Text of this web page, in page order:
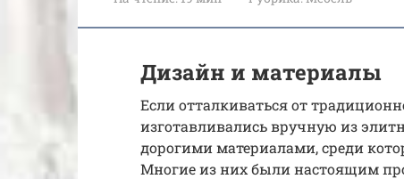
Дизайн и материалы
Если отталкиваться от
изготавливались вручную из
дорогими материалами, среди
Многие из них были настоящим